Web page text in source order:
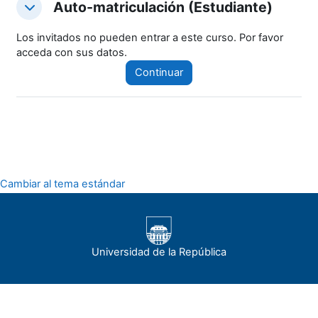
Auto-matriculación (Estudiante)
Auto-matriculación (Estudiante)
Los invitados no pueden entrar a este curso. Por favor
acceda con sus datos.
Continuar
Cambiar al tema estándar
Universidad de la República